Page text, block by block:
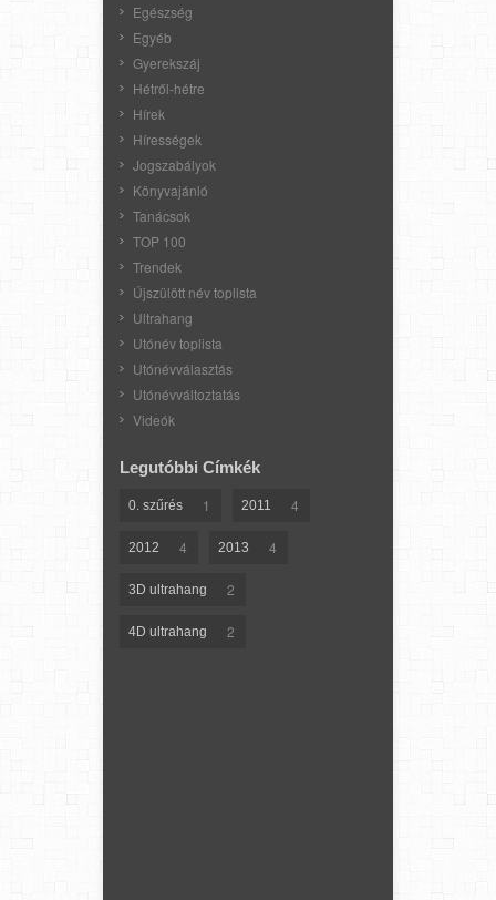
Egészség
Egyéb
Gyerekszáj
Hétről-hétre
Hírek
Hírességek
Jogszabályok
Könyvajánló
Tanácsok
TOP 100
Trendek
Újszülött név toplista
Ultrahang
Utónév toplista
Utónévválasztás
Utónévváltoztatás
Videók
Legutóbbi Címkék
0. szűrés 1 2011 4
2012 4 2013 4
3D ultrahang 2
4D ultrahang 2